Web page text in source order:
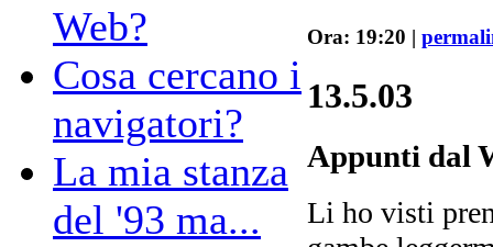
Web?
Cosa cercano i
navigatori?
La mia stanza
del '93 ma...
Ora: 19:20 |
13.5.03
Appunti dal
Li ho visti